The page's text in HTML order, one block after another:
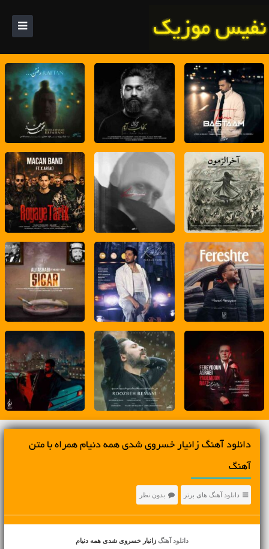
دانلود آهنگ زانیار خسروی شدی همه دنیام همراه با متن
آهنگ
دانلود آهنگ های برتر بدون نظر
دانلود آهنگزانیار خسروی شدی همه دنیام